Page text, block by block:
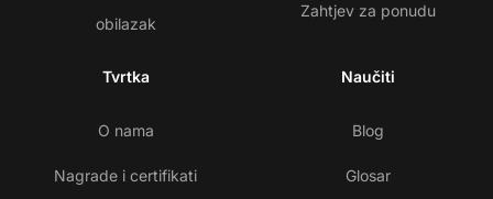
obilazak
Zahtjev za ponudu
Tvrtka
O nama
Nagrade i certifikati
Naučiti
Blog
Glosar